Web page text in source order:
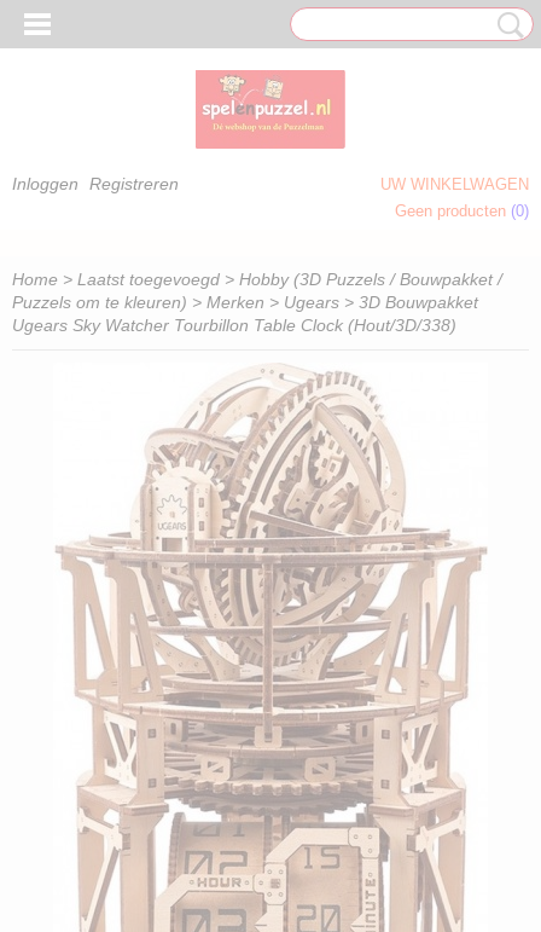
Inloggen Registreren
UW WINKELWAGEN
Geen producten (0)
Home > Laatst toegevoegd > Hobby (3D Puzzels / Bouwpakket /
Puzzels om te kleuren) > Merken > Ugears > 3D Bouwpakket
Ugears Sky Watcher Tourbillon Table Clock (Hout/3D/338)